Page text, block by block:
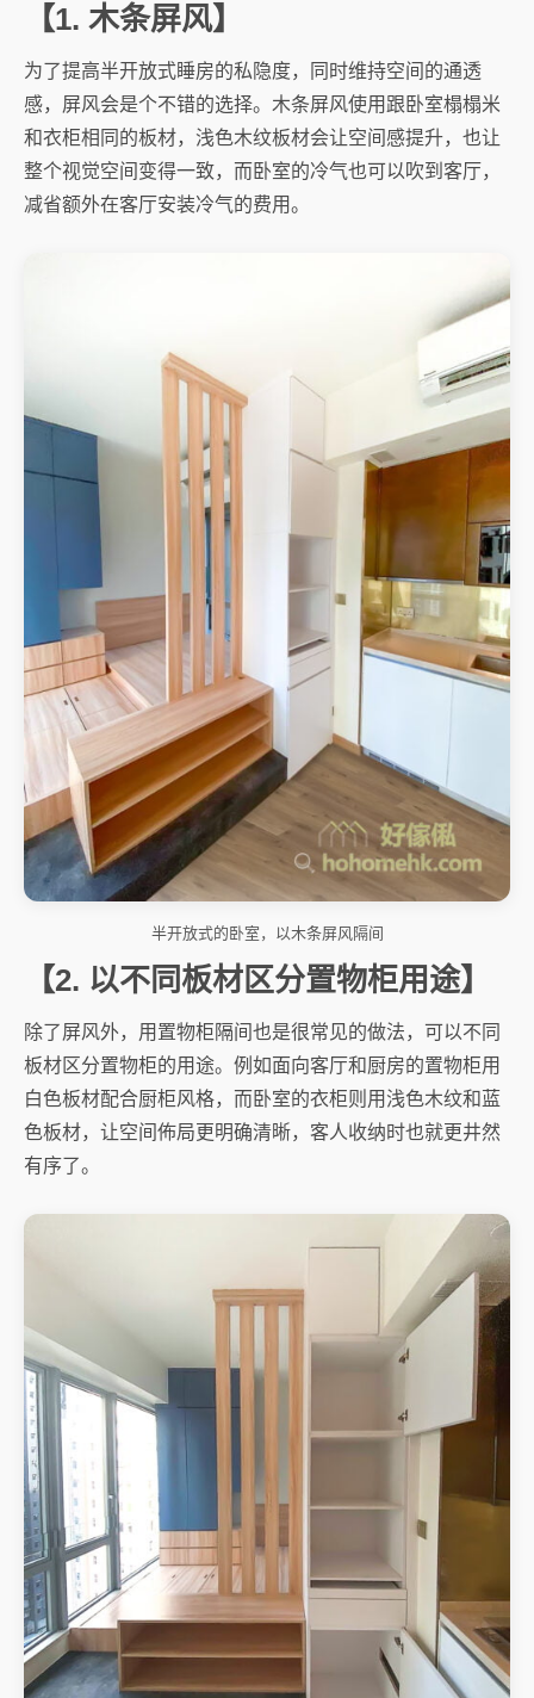
【1. 木条屏风】
为了提高半开放式睡房的私隐度，同时维持空间的通透
感，屏风会是个不错的选择。木条屏风使用跟卧室榻榻米
和衣柜相同的板材，浅色木纹板材会让空间感提升，也让
整个视觉空间变得一致，而卧室的冷气也可以吹到客厅，
减省额外在客厅安装冷气的费用。
半开放式的卧室，以木条屏风隔间
【2. 以不同板材区分置物柜用途】
除了屏风外，用置物柜隔间也是很常见的做法，可以不同
板材区分置物柜的用途。例如面向客厅和厨房的置物柜用
白色板材配合厨柜风格，而卧室的衣柜则用浅色木纹和蓝
色板材，让空间佈局更明确清晰，客人收纳时也就更井然
有序了。